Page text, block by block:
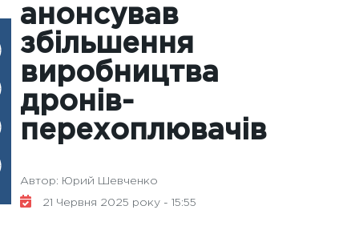
анонсував
збільшення
виробництва
дронів-
перехоплювачів
Автор: Юрий Шевченко
21 Червня 2025 року - 15:55